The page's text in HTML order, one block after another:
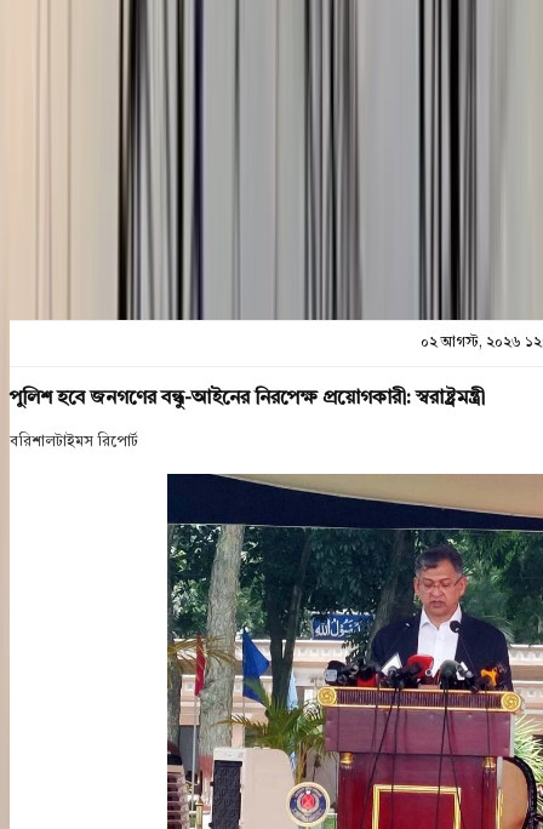
প্রিন্ট এন্ড সেভ
০২ আগস্ট, ২০২৬
পুলিশ হবে জনগণের বন্ধু-আইনের নিরপেক্ষ প্রয়োগকারী: স্বরাষ্ট্রমন্ত্রী
বরিশালটাইমস রিপোর্ট